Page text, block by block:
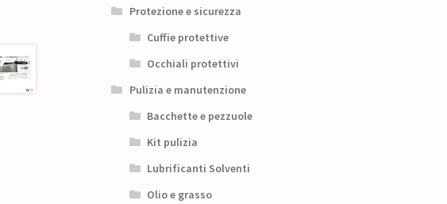
Protezione e sicurezza
Cuffie protettive
Occhiali protettivi
Pulizia e manutenzione
Bacchette e pezzuole
Kit pulizia
Lubrificanti Solventi
Olio e grasso